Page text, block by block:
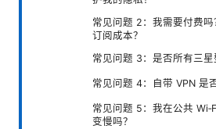
常见问题 2：我需要付费
订阅成本？
常见问题 3：是否所有三星
常见问题 4：自带 VPN 是
常见问题 5：我在公共
变慢吗？